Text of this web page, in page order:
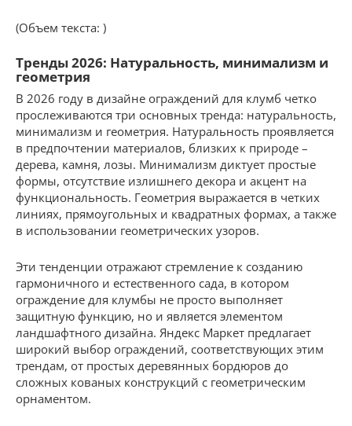
(Объем текста: )
Тренды 2026: Натуральность, минимализм и
геометрия
В 2026 году в дизайне ограждений для клумб четко
прослеживаются три основных тренда: натуральность,
минимализм и геометрия. Натуральность проявляется
в предпочтении материалов, близких к природе –
дерева, камня, лозы. Минимализм диктует простые
формы, отсутствие излишнего декора и акцент на
функциональность. Геометрия выражается в четких
линиях, прямоугольных и квадратных формах, а также
в использовании геометрических узоров.
Эти тенденции отражают стремление к созданию
гармоничного и естественного сада, в котором
ограждение для клумбы не просто выполняет
защитную функцию, но и является элементом
ландшафтного дизайна. Яндекс Маркет предлагает
широкий выбор ограждений, соответствующих этим
трендам, от простых деревянных бордюров до
сложных кованых конструкций с геометрическим
орнаментом.